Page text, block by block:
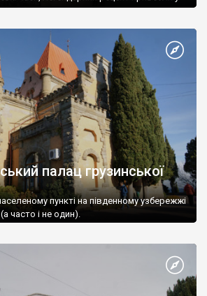
палац грузинської
пункті на південному узбережжі
часто і не один).